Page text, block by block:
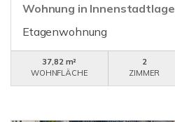
Wohnung in Innenstadtlage
Etagenwohnung
37,82 m²
WOHNFLÄCHE
2
ZIMMER